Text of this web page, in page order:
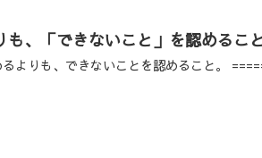
、「できないこと」を認めるこ